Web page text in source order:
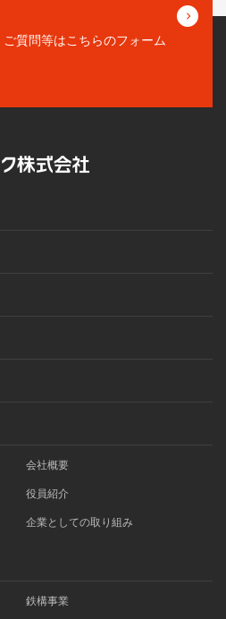
質問等はこちらのフォーム
会社概要
役員紹介
企業としての取り組み
鉄構事業